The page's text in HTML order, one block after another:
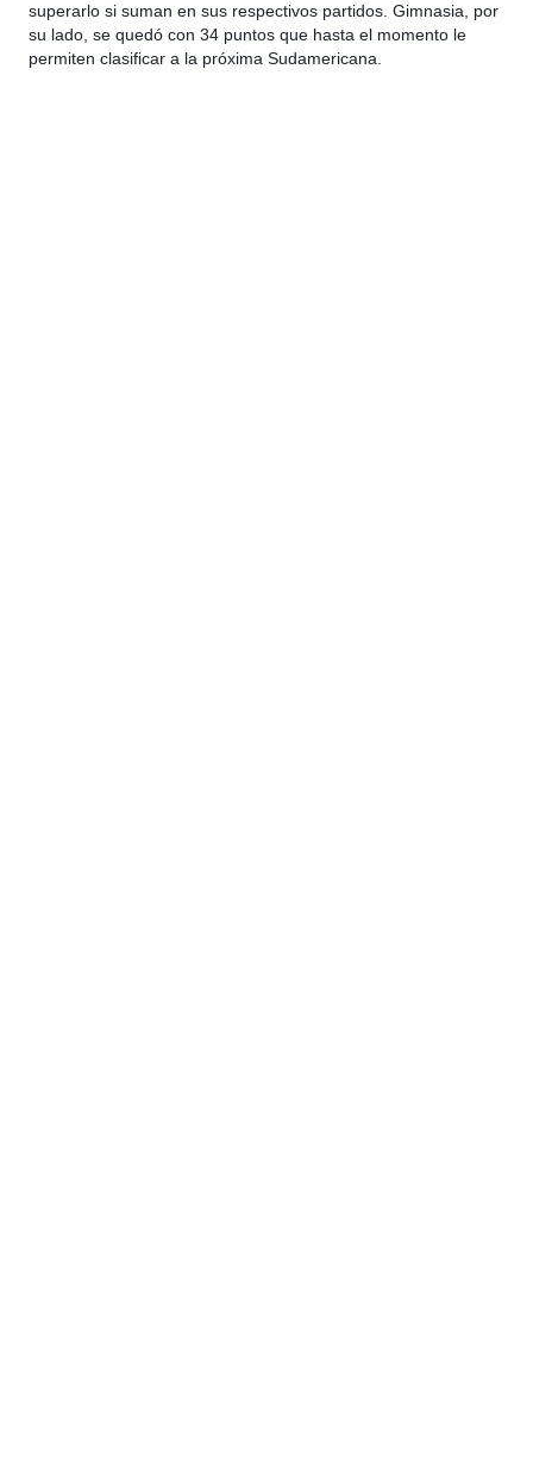
superarlo si suman en sus respectivos partidos. Gimnasia, por
su lado, se quedó con 34 puntos que hasta el momento le
permiten clasificar a la próxima Sudamericana.